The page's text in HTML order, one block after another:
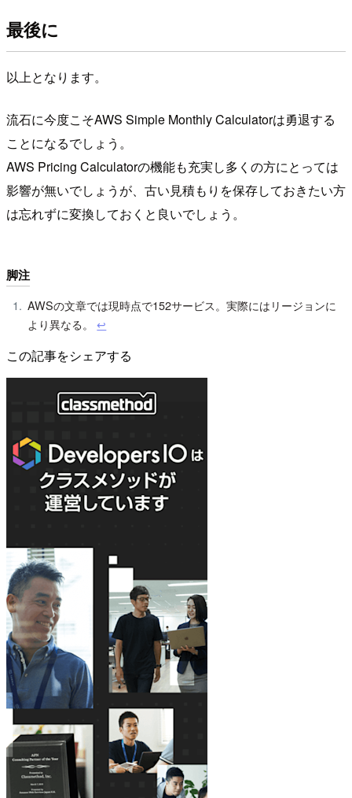
最後に
以上となります。
流石に今度こそAWS Simple Monthly Calculatorは勇退する
ことになるでしょう。
AWS Pricing Calculatorの機能も充実し多くの方にとっては
影響が無いでしょうが、古い見積もりを保存しておきたい方
は忘れずに変換しておくと良いでしょう。
脚注
AWSの文章では現時点で152サービス。実際にはリージョンに
より異なる。↩︎
この記事をシェアする